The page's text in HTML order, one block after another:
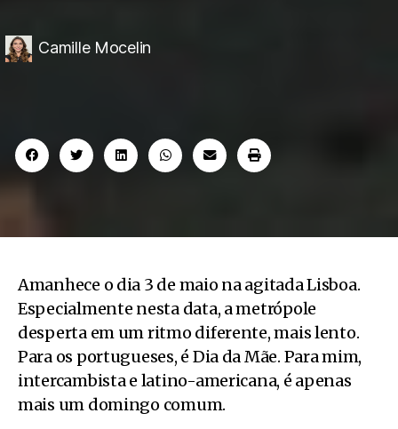
Camille Mocelin
Amanhece o dia 3 de maio na agitada Lisboa.
Especialmente nesta data, a metrópole
desperta em um ritmo diferente, mais lento.
Para os portugueses, é Dia da Mãe. Para mim,
intercambista e latino-americana, é apenas
mais um domingo comum.